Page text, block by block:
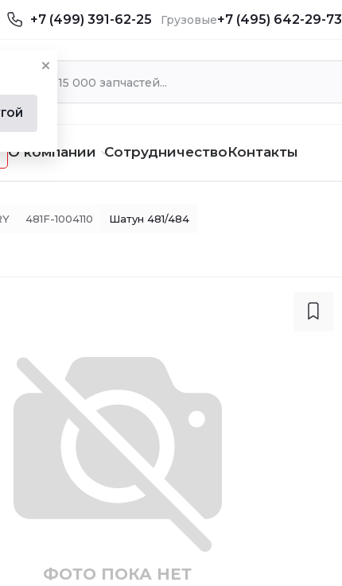
+7 (499) 391-62-25 Грузовые+7 (495) 642-29-73
О компании СотрудничествоКонтакты
481F-1004110 Шатун 481/484
ФОТО ПОКА НЕТ